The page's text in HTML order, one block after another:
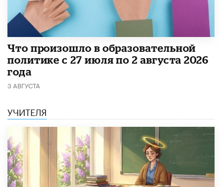
​Что произошло в образовательной
политике с 27 июля по 2 августа 2026
года
3 АВГУСТА
УЧИТЕЛЯ